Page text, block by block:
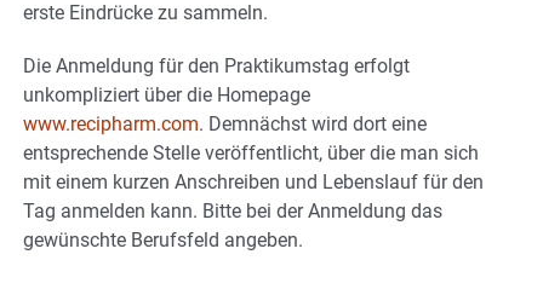
erste Eindrücke zu sammeln.
Die Anmeldung für den Praktikumstag erfolgt
unkompliziert über die Homepage
www.recipharm.com. Demnächst wird dort eine
entsprechende Stelle veröffentlicht, über die man sich
mit einem kurzen Anschreiben und Lebenslauf für den
Tag anmelden kann. Bitte bei der Anmeldung das
gewünschte Berufsfeld angeben.